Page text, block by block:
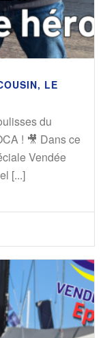
LE
du
! 🎥 Dans ce
Vendée
[...]